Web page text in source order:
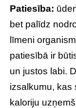
Patiesība:
bet palīdz
līmeni
patiesībā ir
un justos labi.
izsalkumu, kas
kaloriju